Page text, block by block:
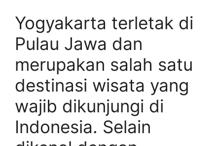
Yogyakarta terletak di
Pulau Jawa dan
merupakan salah satu
destinasi wisata yang
wajib dikunjungi di
Indonesia. Selain